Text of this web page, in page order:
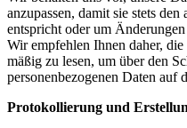
anzupassen, damit sie stets
entspricht oder um
Wir empfehlen Ihnen daher,
mäßig zu lesen, um über den
personenbezogenen Daten auf
Protokollierung und